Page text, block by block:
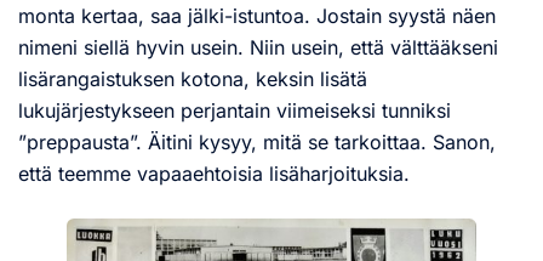
monta kertaa, saa jälki-istuntoa. Jostain syystä näen
nimeni siellä hyvin usein. Niin usein, että välttääkseni
lisärangaistuksen kotona, keksin lisätä
lukujärjestykseen perjantain viimeiseksi tunniksi
”preppausta”. Äitini kysyy, mitä se tarkoittaa. Sanon,
että teemme vapaaehtoisia lisäharjoituksia.